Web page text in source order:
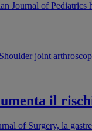
Journal of
il
of Surgery, la